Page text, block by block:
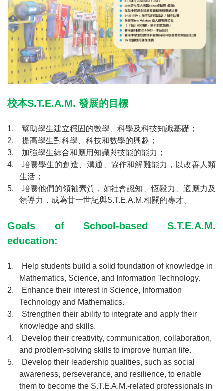
校本S.T.E.A.M. 發展的目標
1.
幫助學生建立穩固的數學、科學及科技知識基礎；
2.
提高學生對科學、科技和數學的興趣；
3.
加強學生綜合和應用知識與技能的能力；
4.
培養學生的創造、溝通、協作和解難能力，以改善人類
生活；
5.
培養他們的領袖素質，如社會認知、恆毅力、適應力及
領導力，成為廿一世紀與S.T.E.A.M.相關的專才。
Goals of School-based S.T.E.A.M.
education:
1.
Help students build a solid foundation of knowledge in
Mathematics, Science, and Information Technology.
2.
Enhance their interest in Science, Information
Technology and Mathematics.
3.
Strengthen their ability to integrate and apply their
knowledge and skills.
4.
Develop their creativity, communication, collaboration,
and problem-solving skills to improve human life.
5.
Develop their leadership qualities, such as social
awareness, perseverance, and resilience, to enable
them to become the S.T.E.A.M.-related professionals in